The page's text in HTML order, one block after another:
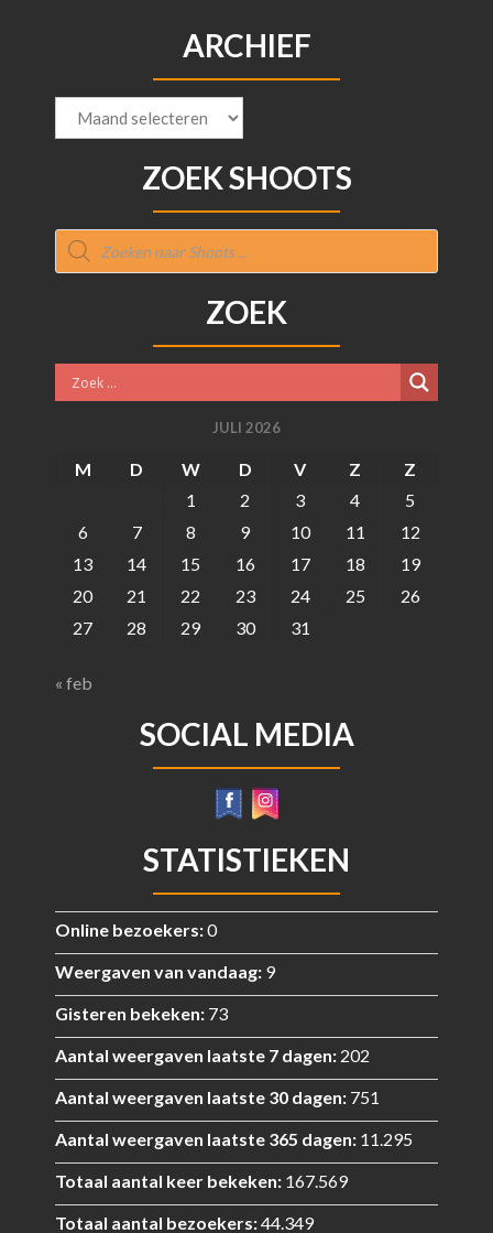
ARCHIEF
Archief
ZOEK SHOOTS
Producten
zoeken
ZOEK
JULI 2026
M D W D V Z
Z
1
2 3 4
5
6
7 8 9 10 11
12
13
14 15 16 17 18
19
20
21 22 23 24 25
26
27
28 29 30 31
« feb
SOCIAL MEDIA
STATISTIEKEN
Online bezoekers:0
Weergaven van vandaag: 9
Gisteren bekeken: 73
Aantal weergaven laatste 7 dagen: 202
Aantal weergaven laatste 30 dagen: 751
Aantal weergaven laatste 365 dagen: 11.295
Totaal aantal keer bekeken: 167.569
Totaal aantal bezoekers:44.349